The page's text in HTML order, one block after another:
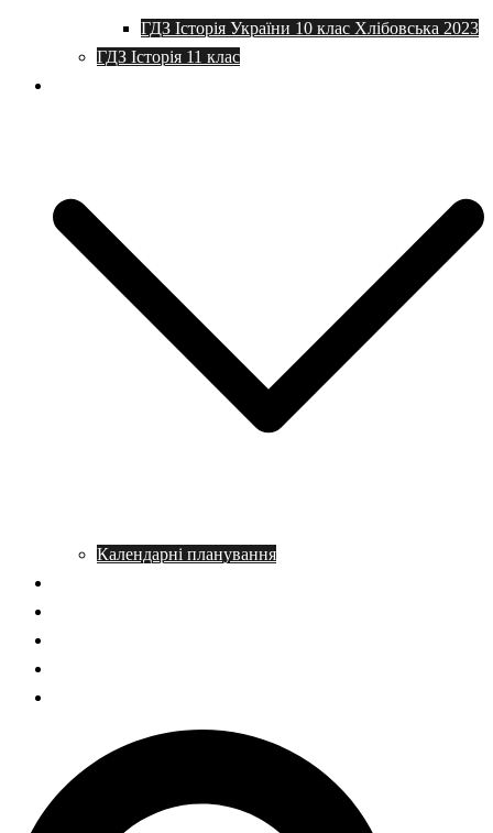
ГДЗ Історія України 10 клас Хлібовська 2023
ГДЗ Історія 11 клас
Календарні планування